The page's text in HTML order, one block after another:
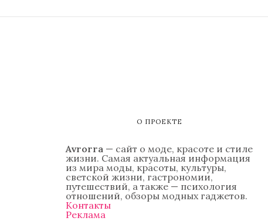
О ПРОЕКТЕ
Avrorra — сайт о моде, красоте и стиле
жизни. Самая актуальная информация
из мира моды, красоты, культуры,
светской жизни, гастрономии,
путешествий, а также — психология
отношений, обзоры модных гаджетов.
Контакты
Реклама